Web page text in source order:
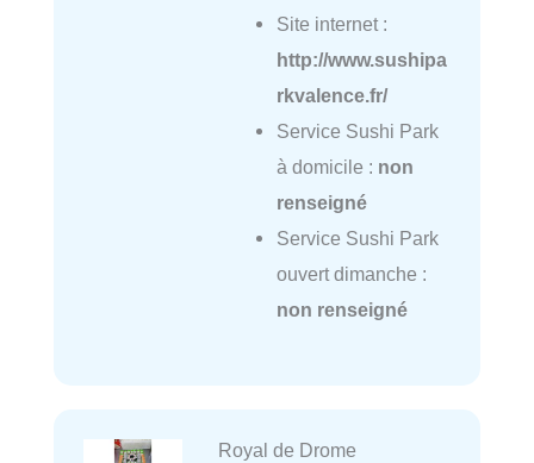
Site internet :
http://www.sushipa
rkvalence.fr/
Service Sushi Park
à domicile : non
renseigné
Service Sushi Park
ouvert dimanche :
non renseigné
Royal de Drome